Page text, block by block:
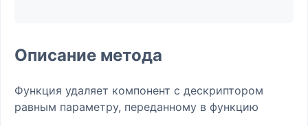
Описание метода
Функция удаляет компонент с дескриптором
равным параметру, переданному в функцию